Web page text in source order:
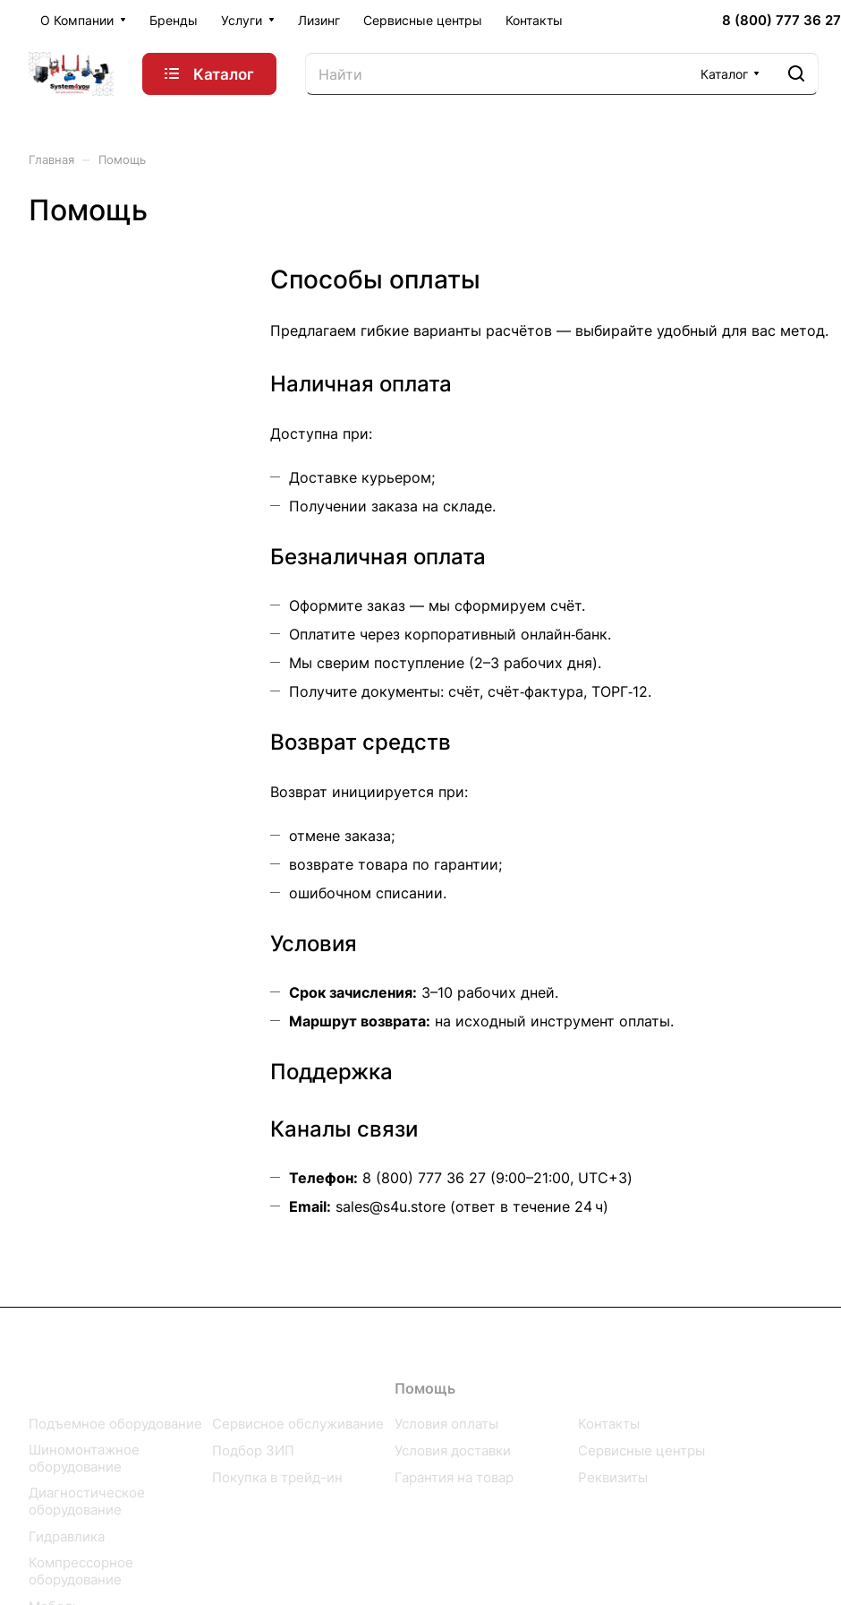
О Компании Бренды Услуги Лизинг Сервисные центры Контакты 8 (800) 777 36 27
Каталог
Каталог
Главная Помощь
Помощь
Способы оплаты
Предлагаем гибкие варианты расчётов — выбирайте удобный для вас метод.
Наличная оплата
Доступна при:
Доставке курьером;
Получении заказа на складе.
Безналичная оплата
Оформите заказ — мы сформируем счёт.
Оплатите через корпоративный онлайн‑банк.
Мы сверим поступление (2–3 рабочих дня).
Получите документы: счёт, счёт‑фактура, ТОРГ‑12.
Возврат средств
Возврат инициируется при:
отмене заказа;
возврате товара по гарантии;
ошибочном списании.
Условия
Срок зачисления: 3–10 рабочих дней.
Маршрут возврата: на исходный инструмент оплаты.
Поддержка
Каналы связи
Телефон: 8 (800) 777 36 27 (9:00–21:00, UTC+3)
Email: sales@s4u.store (ответ в течение 24 ч)
Подъемное оборудование
Шиномонтажное
оборудование
Диагностическое
оборудование
Гидравлика
Компрессорное
оборудование
Сервисное обслуживание
Подбор ЗИП
Покупка в трейд-ин
Помощь
Условия оплаты
Условия доставки
Гарантия на товар
Контакты
Сервисные центры
Реквизиты